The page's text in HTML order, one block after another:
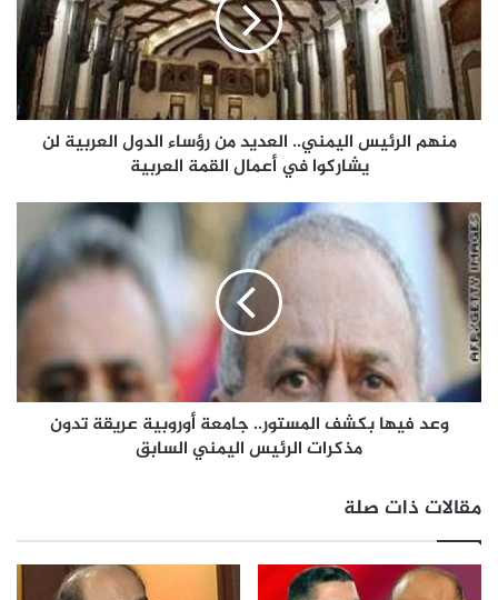
منهم الرئيس اليمني.. العديد من رؤساء الدول العربية لن
يشاركوا في أعمال القمة العربية
وعد فيها بكشف المستور.. جامعة أوروبية عريقة تدون
مذكرات الرئيس اليمني السابق
مقالات ذات صلة